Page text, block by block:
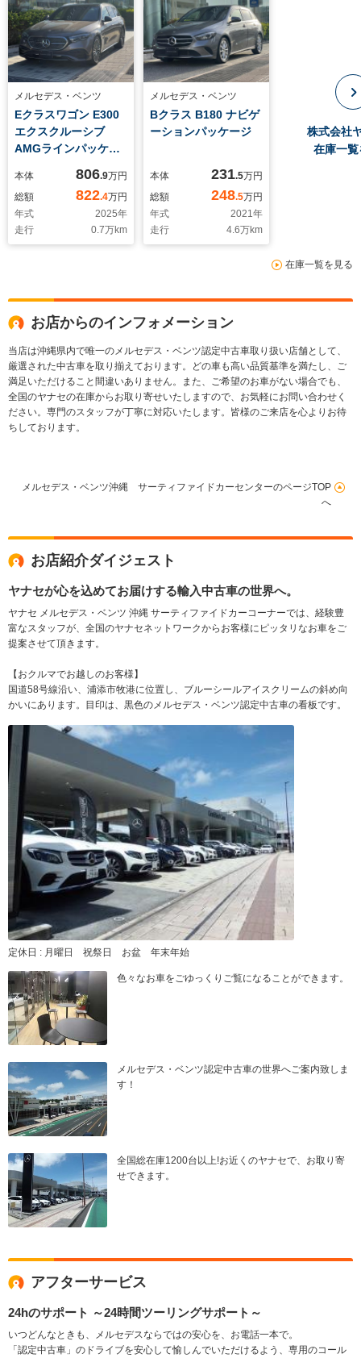
メルセデス・ベンツ
Eクラスワゴン E300
エクスクルーシブ
AMGラインパッケー
MP202501 レザーエ
クスクルーシブパッケ
ージ
本体 806.9万円
総額
822.4万円
年式
2025年
走行
0.7万km
メルセデス・ベンツ
Bクラス B180 ナビゲ
ーションパッケージ
本体 231.5万円
総額
248.5万円
年式
2021年
走行
4.6万km
株式会社
在庫一
在庫一覧を見る
お店からのインフォメーション
当店は沖縄県内で唯一のメルセデス・ベンツ認定中古車取り扱い店舗として、
厳選された中古車を取り揃えております。どの車も高い品質基準を満たし、ご
満足いただけること間違いありません。また、ご希望のお車がない場合でも、
全国のヤナセの在庫からお取り寄せいたしますので、お気軽にお問い合わせく
ださい。専門のスタッフが丁寧に対応いたします。皆様のご来店を心よりお待
ちしております。
メルセデス・ベンツ沖縄 サーティファイドカーセンターのページTOP
へ
お店紹介ダイジェスト
ヤナセが心を込めてお届けする輸入中古車の世界へ。
ヤナセ メルセデス・ベンツ 沖縄 サーティファイドカーコーナーでは、経験豊
富なスタッフが、全国のヤナセネットワークからお客様にピッタリなお車をご
提案させて頂きます。
【おクルマでお越しのお客様】
国道58号線沿い、浦添市牧港に位置し、ブルーシールアイスクリームの斜め向
かいにあります。目印は、黒色のメルセデス・ベンツ認定中古車の看板です。
定休日 : 月曜日 祝祭日 お盆 年末年始
色々なお車をごゆっくりご覧になることができます。
メルセデス・ベンツ認定中古車の世界へご案内致しま
す！
全国総在庫1200台以上!お近くのヤナセで、お取り寄
せできます。
アフターサービス
24hのサポート ～24時間ツーリングサポート～
いつどんなときも、メルセデスならではの安心を、お電話一本で。
「認定中古車」のドライブを安心して愉しんでいただけるよう、専用のコール